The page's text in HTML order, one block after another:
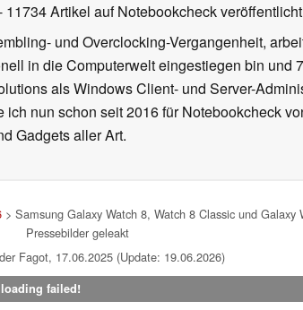
11734 Artikel auf Notebookcheck veröffentlicht
und Overclocking-Vergangenheit,
in die Computerwelt eingestiegen bin und
als Windows Client- und Server-
nun schon seit 2016 für Notebookcheck
Gadgets aller Art.
> Samsung Galaxy Watch 8, Watch 8 Classic und
Pressebilder geleakt
Fagot, 17.06.2025 (Update: 19.06.2026)
loading failed!